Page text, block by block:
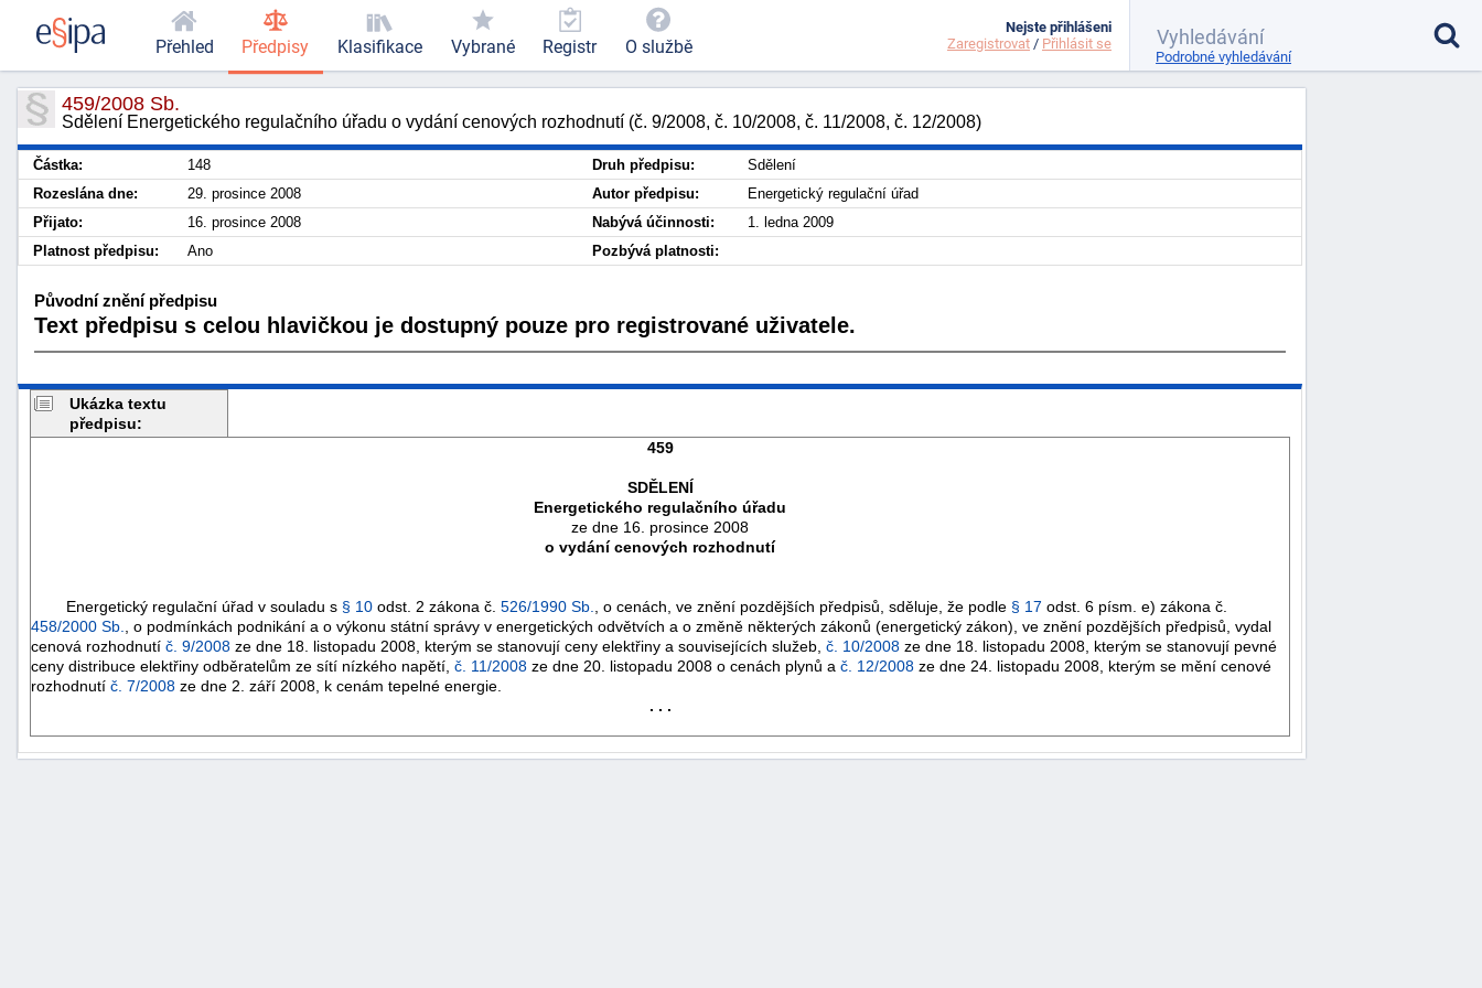
459/2008 Sb.
Sdělení Energetického regulačního úřadu o vydání cenových rozhodnutí (č. 9/2008, č. 10/2008, č. 11/2008, č. 12/2008)
Částka: 148 Druh předpisu:
Sdělení
Rozeslána dne:
29. prosince 2008 Autor předpisu:
Energetický regulační úřad
Přijato:
16. prosince 2008 Nabývá účinnosti:
1. ledna 2009
Platnost předpisu:
Ano Pozbývá platnosti:
Původní znění předpisu
Text předpisu s celou hlavičkou je dostupný pouze pro registrované uživatele.
Ukázka textu
předpisu:
459
SDĚLENÍ
Energetického regulačního úřadu
ze dne 16. prosince 2008
o vydání cenových rozhodnutí
Energetický regulační úřad v souladu s § 10 odst. 2 zákona č. 526/1990 Sb. , o cenách, ve znění pozdějších předpisů, sděluje, že podle § 17 odst. 6 písm. e) zákona č.
458/2000 Sb.
, o podmínkách podnikání a o výkonu státní správy v energetických odvětvích a o změně některých zákonů (energetický zákon), ve znění pozdějších předpisů, vydal
cenová rozhodnutí č. 9/2008 ze dne 18. listopadu 2008, kterým se stanovují ceny elektřiny a souvisejících služeb, č. 10/2008 ze dne 18. listopadu 2008, kterým se stanovují pevné
ceny distribuce elektřiny odběratelům ze sítí nízkého napětí, č. 11/2008 ze dne 20. listopadu 2008 o cenách plynů a č. 12/2008 ze dne 24. listopadu 2008, kterým se mění cenové
rozhodnutí č. 7/2008 ze dne 2. září 2008, k cenám tepelné energie.
. . .
Přehled Předpisy Klasifikace Vybrané Registr O službě
Nejste přihlášeni
Zaregistrovat / Přihlásit se
Podrobné vyhledávání